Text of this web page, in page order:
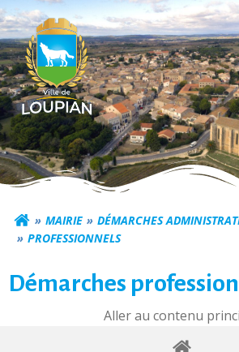
Aller
au
contenu
Commune
MAIRIE
DÉMARCHES
PROFESSIONNELS
Démarches
Aller au contenu